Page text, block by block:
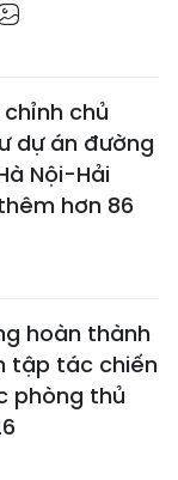
chủ
dự án đường
Nội-Hải
hơn 86
hoàn thành
tập tác chiến
phòng thủ